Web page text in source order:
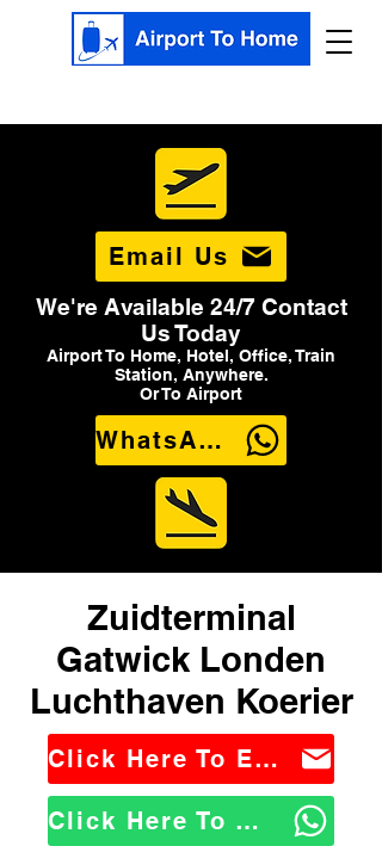
Email Us
We're Available 24/7 Contact
Us Today
Airport To Home, Hotel, Office, Train
Station, Anywhere.
Or To Airport
WhatsApp Us
Zuidterminal
Gatwick Londen
Luchthaven Koerier
Click Here To Email Us
Click Here To WhatsApp Us